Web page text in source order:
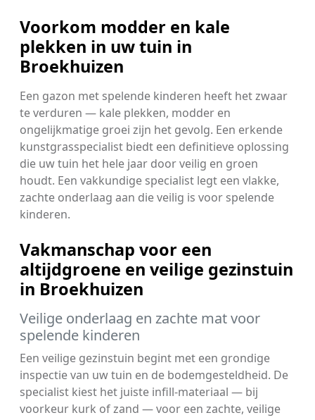
Voorkom modder en kale
plekken in uw tuin in
Broekhuizen
Een gazon met spelende kinderen heeft het zwaar
te verduren — kale plekken, modder en
ongelijkmatige groei zijn het gevolg. Een erkende
kunstgrasspecialist biedt een definitieve oplossing
die uw tuin het hele jaar door veilig en groen
houdt. Een vakkundige specialist legt een vlakke,
zachte onderlaag aan die veilig is voor spelende
kinderen.
Vakmanschap voor een
altijdgroene en veilige gezinstuin
in Broekhuizen
Veilige onderlaag en zachte mat voor
spelende kinderen
Een veilige gezinstuin begint met een grondige
inspectie van uw tuin en de bodemgesteldheid. De
specialist kiest het juiste infill-materiaal — bij
voorkeur kurk of zand — voor een zachte, veilige